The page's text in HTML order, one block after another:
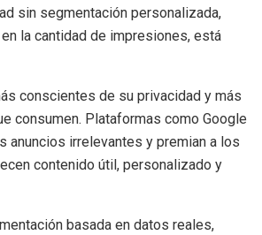
sin segmentación personalizada,
la cantidad de impresiones, está
conscientes de su privacidad y más
consumen. Plataformas como Google
anuncios irrelevantes y premian a los
contenido útil, personalizado y
basada en datos reales,